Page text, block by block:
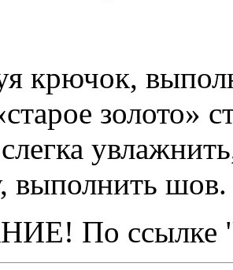
крючок,
золото»
выполнить шов.
По ссылке